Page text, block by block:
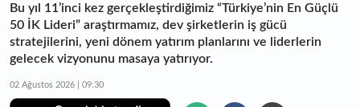
Bu yıl 11’inci kez gerçekleştirdiğimiz “Türkiye’nin En Güçlü
50 İK Lideri” araştırmamız, dev şirketlerin iş gücü
stratejilerini, yeni dönem yatırım planlarını ve liderlerin
gelecek vizyonunu masaya yatırıyor.
02 Ağustos 2026 | 09:30